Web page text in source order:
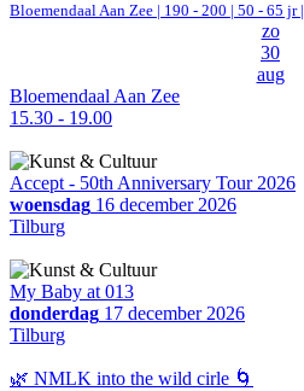
Bloemendaal Aan Zee | 190 - 200 | 50 - 65 jr |
zo
30
aug
Bloemendaal Aan Zee
15.30 - 19.00
Accept - 50th Anniversary Tour 2026
woensdag 16 december 2026
Tilburg
My Baby at 013
donderdag 17 december 2026
Tilburg
🌿 NMLK into the wild cirle 🌀